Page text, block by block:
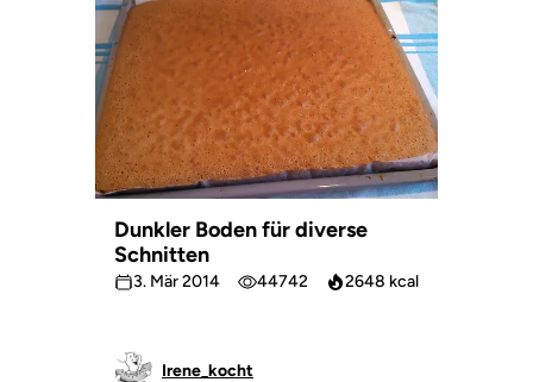
Dunkler Boden für diverse
Schnitten
3. Mär 2014 44742 2648 kcal
Irene_kocht